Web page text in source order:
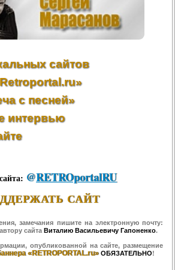
сайтов
с песней»
интервью
@RETROportalRU
САЙТ
замечания пишите на электронную почту:
автору сайта Виталию Васильевичу Гапоненко.
опубликованной на сайте, размещение
«RETROPORTAL.ru» ОБЯЗАТЕЛЬНО!